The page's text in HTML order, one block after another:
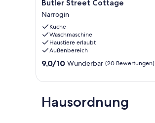
Street
Cottage
Narrogin
Butler Street Cottage
Narrogin
Küche
Waschmaschine
Haustiere erlaubt
Außenbereich
9.0
10,
(20
Bewertungen)
9,0/10 Wunderbar (20 Bewertungen)
Hausordnung